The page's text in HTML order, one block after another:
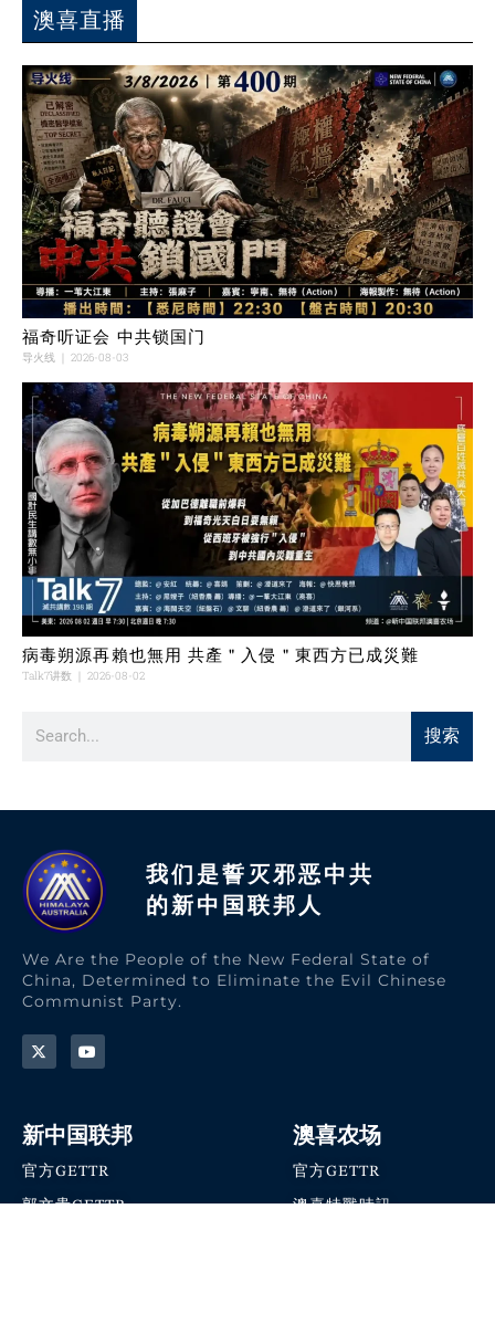
澳喜直播
福奇听证会 中共锁国门
导火线 2026-08-03
病毒朔源再賴也無用 共產＂入侵＂東西方已成災難
Talk7讲数 2026-08-02
搜索
我们是誓灭邪恶中共
的新中国联邦人​
We Are the People of the New Federal State of
China, Determined to Eliminate the Evil Chinese
Communist Party.
新中国联邦
官方GETTR
郭文贵GETTR
澳喜农场
官方GETTR
澳喜特戰時訊